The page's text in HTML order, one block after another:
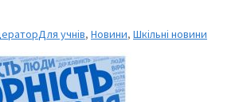
Для учнів, Новини, Шкільні новини